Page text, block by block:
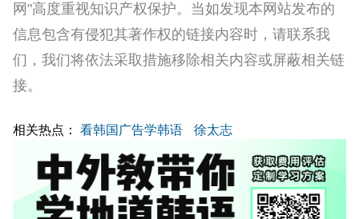
网"高度重视知识产权保护。当如发现本网站发布的
信息包含有侵犯其著作权的链接内容时，请联系我
们，我们将依法采取措施移除相关内容或屏蔽相关链
接。
相关热点： 看韩国广告学韩语 徐太志